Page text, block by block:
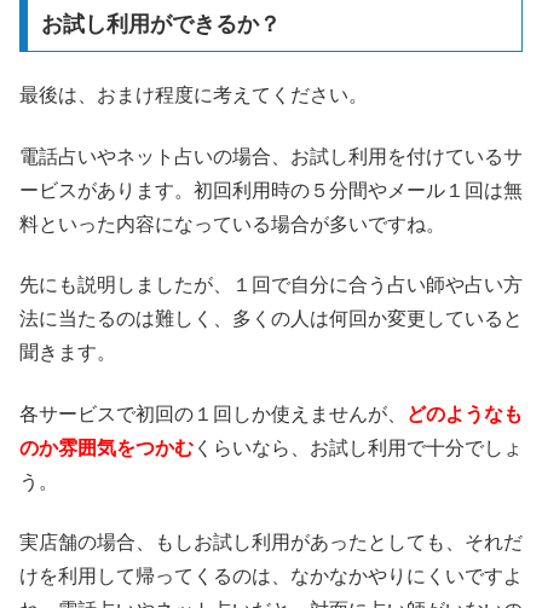
お試し利用ができるか？
最後は、おまけ程度に考えてください。
電話占いやネット占いの場合、お試し利用を付けているサ
ービスがあります。初回利用時の５分間やメール１回は無
料といった内容になっている場合が多いですね。
先にも説明しましたが、１回で自分に合う占い師や占い方
法に当たるのは難しく、多くの人は何回か変更していると
聞きます。
各サービスで初回の１回しか使えませんが、
どのようなも
のか雰囲気をつかむ くらいなら、お試し利用で十分でしょ
う。
実店舗の場合、もしお試し利用があったとしても、それだ
けを利用して帰ってくるのは、なかなかやりにくいですよ